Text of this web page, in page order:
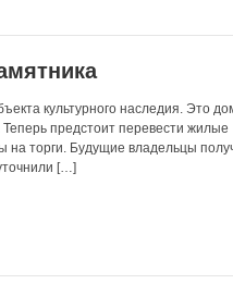
культурного наследия. Это
предстоит перевести жилые
на торги. Будущие владельцы
[…]